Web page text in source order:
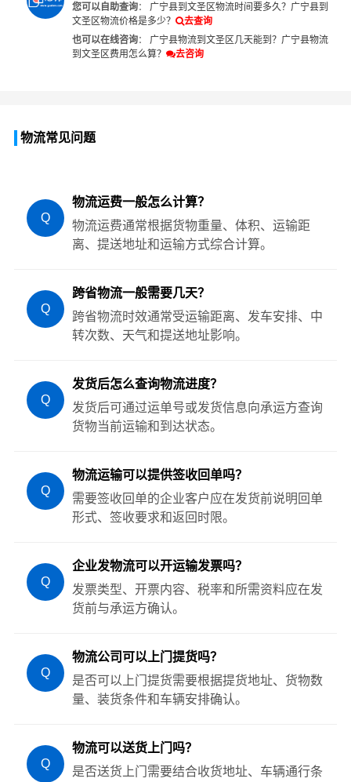
您可以自助查询： 广宁县到文圣区物流时间要多久？ 广宁县到
文圣区物流价格是多少？
去查询
也可以在线咨询： 广宁县物流到文圣区几天能到？ 广宁县物流
到文圣区费用怎么算？
去咨询
物流常见问题
Q
物流运费一般怎么计算？
物流运费通常根据货物重量、体积、运输距
离、提送地址和运输方式综合计算。
Q
跨省物流一般需要几天？
跨省物流时效通常受运输距离、发车安排、中
转次数、天气和提送地址影响。
Q
发货后怎么查询物流进度？
发货后可通过运单号或发货信息向承运方查询
货物当前运输和到达状态。
Q
物流运输可以提供签收回单吗？
需要签收回单的企业客户应在发货前说明回单
形式、签收要求和返回时限。
Q
企业发物流可以开运输发票吗？
发票类型、开票内容、税率和所需资料应在发
货前与承运方确认。
Q
物流公司可以上门提货吗？
是否可以上门提货需要根据提货地址、货物数
量、装货条件和车辆安排确认。
Q
物流可以送货上门吗？
是否送货上门需要结合收货地址、车辆通行条